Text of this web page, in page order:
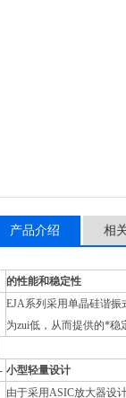
产品介绍 相
的性能和稳定性
EJA系列采用单晶硅谐
为zui低，从而提供的*稳
- 小型轻量设计
由于采用ASIC放大器设